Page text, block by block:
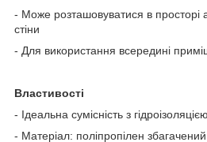
- Може розташовуватися в просторі
стіни
- Для використання всередині
Властивості
- Ідеальна сумісність з
- Матеріал: поліпропілен